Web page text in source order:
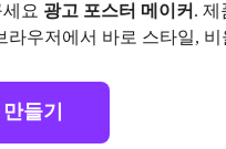
요 광고 포스터 메이커 . 제
우저에서 바로 스타일,
들기